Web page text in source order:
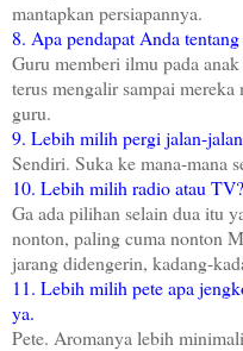
mantapkan persiapannya.
8. Apa pendapat Anda
Guru memberi ilmu pada
terus mengalir sampai
guru.
9. Lebih milih pergi jalan-
Sendiri. Suka ke mana-mana
10. Lebih milih radio atau
Ga ada pilihan selain dua itu
nonton, paling cuma nonton
jarang didengerin, kadang-
11. Lebih milih pete apa
ya.
Pete. Aromanya lebih